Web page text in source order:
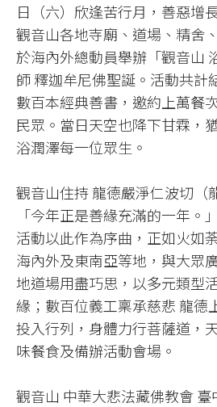
日（六）欣逢苦行月，善惡增
觀音山各地寺廟、道場、精舍
於海內外總動員舉辦「觀音山
師 釋迦牟尼佛聖誕。活動共計
數百本經典善書，邀約上萬餐
民眾。當日天空也降下甘霖，
浴潤澤每一位眾生。
觀音山住持 龍德嚴淨仁波切（
「今年正是善緣充滿的一年。
活動以此作為序曲，正如火如
海內外及東南亞等地，與大眾
地道場用盡巧思，以多元類型
緣；數百位義工稟承慈悲 龍德
投入行列，身體力行菩薩道，
味餐食及備辦活動會場。
觀音山 中華大悲法藏佛教會